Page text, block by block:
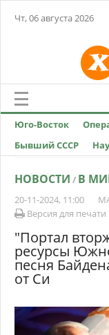
Чт, 06 августа 2026
Юго-Восток
Бывший СССР
НОВОСТИ / В
20-11-2024, 11:00
Версия для печати
"Портал
ресурсы
песня
от Си